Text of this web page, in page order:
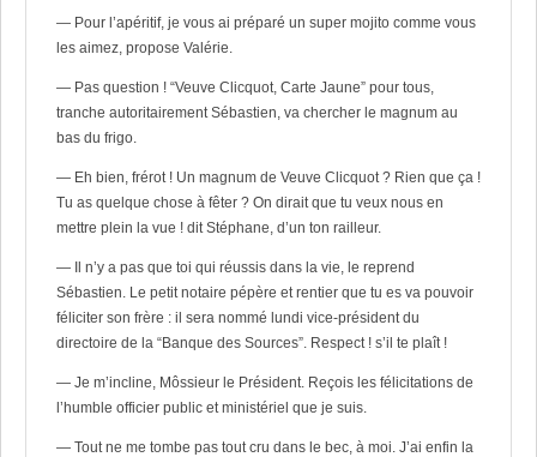
— Pour l’apéritif, je vous ai préparé un super mojito comme vous
les aimez, propose Valérie.
— Pas question ! “Veuve Clicquot, Carte Jaune” pour tous,
tranche autoritairement Sébastien, va chercher le magnum au
bas du frigo.
— Eh bien, frérot ! Un magnum de Veuve Clicquot ? Rien que ça !
Tu as quelque chose à fêter ? On dirait que tu veux nous en
mettre plein la vue ! dit Stéphane, d’un ton railleur.
— Il n’y a pas que toi qui réussis dans la vie, le reprend
Sébastien. Le petit notaire pépère et rentier que tu es va pouvoir
féliciter son frère : il sera nommé lundi vice-président du
directoire de la “Banque des Sources”. Respect ! s’il te plaît !
— Je m’incline, Môssieur le Président. Reçois les félicitations de
l’humble officier public et ministériel que je suis.
— Tout ne me tombe pas tout cru dans le bec, à moi. J’ai enfin la